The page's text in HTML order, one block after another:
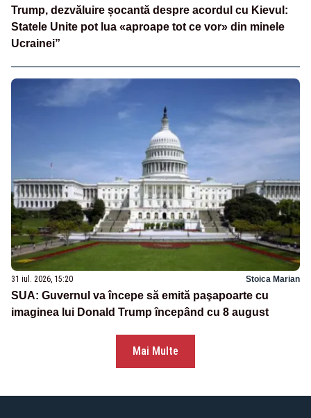
Trump, dezvăluire șocantă despre acordul cu Kievul:
Statele Unite pot lua «aproape tot ce vor» din minele
Ucrainei”
31 iul. 2026, 15:20 Stoica Marian
SUA: Guvernul va începe să emită paşapoarte cu
imaginea lui Donald Trump începând cu 8 august
Mai Multe